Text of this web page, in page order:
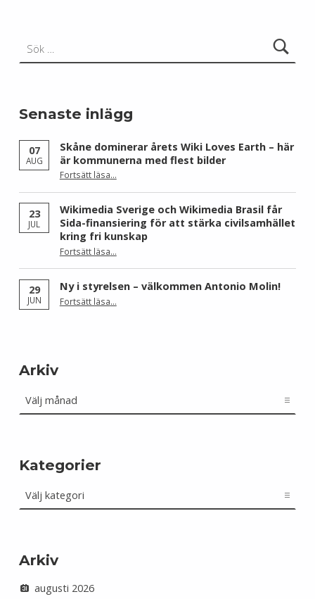
Senaste inlägg
07
AUG
Skåne dominerar årets Wiki Loves Earth – här
är kommunerna med flest bilder
Fortsätt läsa“Skåne dominerar årets Wiki Loves Earth – här är kommunerna med flest bilder”
…
23
JUL
Wikimedia Sverige och Wikimedia Brasil får
Sida-finansiering för att stärka civilsamhället
kring fri kunskap
Fortsätt läsa“Wikimedia Sverige och Wikimedia Brasil får Sida-finansiering för att stärka civilsamhället kring fri kunskap”
…
29
JUN
Ny i styrelsen – välkommen Antonio Molin!
Fortsätt läsa“Ny i styrelsen – välkommen Antonio Molin!”
…
Arkiv
Kategorier
Arkiv
augusti 2026